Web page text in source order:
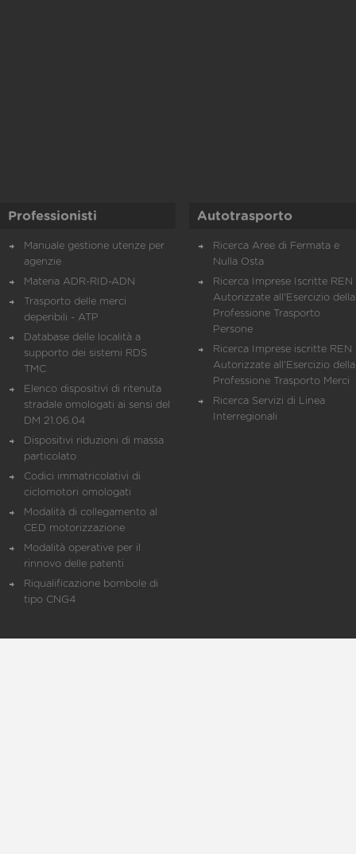
Professionisti
Manuale gestione utenze per
agenzie
Materia ADR-RID-ADN
Trasporto delle merci
deperibili - ATP
Database delle località a
supporto dei sistemi RDS
TMC
Elenco dispositivi di ritenuta
stradale omologati ai sensi del
DM 21.06.04
Dispositivi riduzioni di massa
particolato
Codici immatricolativi di
ciclomotori omologati
Modalità di collegamento al
CED motorizzazione
Modalità operative per il
rinnovo delle patenti
Riqualificazione bombole di
tipo CNG4
Autotrasporto
Ricerca Aree di Fermata e
Nulla Osta
Ricerca Imprese Iscritte REN
Autorizzate all'Esercizio della
Professione Trasporto
Persone
Ricerca Imprese iscritte REN
Autorizzate all'Esercizio della
Professione Trasporto Merci
Ricerca Servizi di Linea
Interregionali